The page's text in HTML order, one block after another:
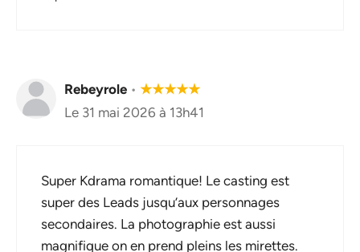
Rebeyrole • ★★★★★
Le 31 mai 2026 à 13h41
Super Kdrama romantique! Le casting est
super des Leads jusqu’aux personnages
secondaires. La photographie est aussi
magnifique on en prend pleins les mirettes.